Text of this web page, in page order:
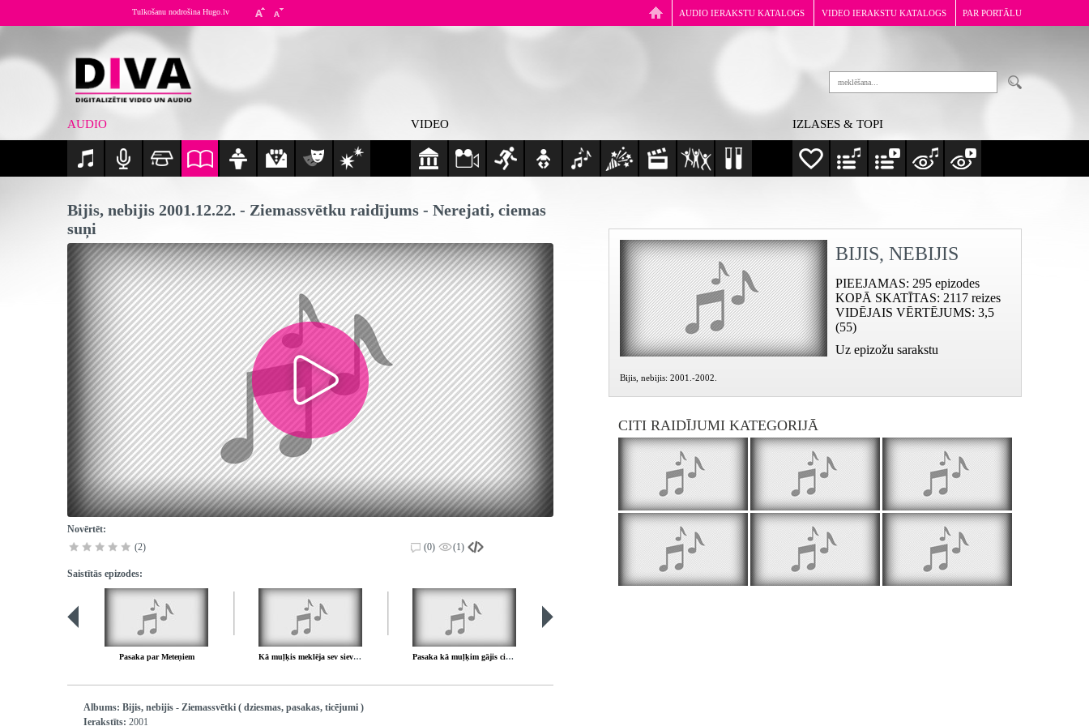
AUDIO IERAKSTU KATALOGS VIDEO IERAKSTU KATALOGS PAR PORTĀLU
Tulkošanu nodrošina Hugo.lv
AUDIO VIDEO IZLASES & TOPI
Bijis, nebijis 2001.12.22. - Ziemassvētku raidījums - Nerejati, ciemas
suņi
Novērtēt:
(2)
(0) (1)
Saistītās epizodes:
Pasaka par Meteņiem Kā muļķis meklēja sev sievu - Kristaps Ancāns Pasaka kā muļķim gājis ciemos - Elīna Gārbena
Albums: Bijis, nebijis - Ziemassvētki ( dziesmas, pasakas, ticējumi )
Ierakstīts: 2001
BIJIS, NEBIJIS
PIEEJAMAS: 295 epizodes
KOPĀ SKATĪTAS: 2117 reizes
VIDĒJAIS VĒRTĒJUMS: 3,5
(55)
Uz epizožu sarakstu
Bijis, nebijis: 2001.-2002.
CITI RAIDĪJUMI KATEGORIJĀ